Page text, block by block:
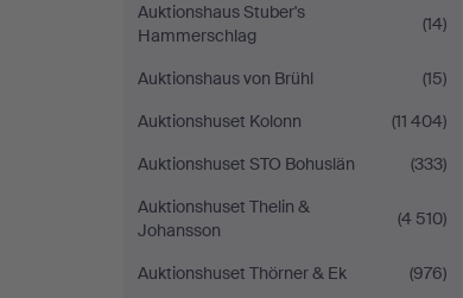
Auktionshaus Stuber's
Hammerschlag
(14)
Auktionshaus von Brühl
(15)
Auktionshuset Kolonn
(11 404)
Auktionshuset STO Bohuslän
(333)
Auktionshuset Thelin &
Johansson
(4 510)
Auktionshuset Thörner & Ek
(976)